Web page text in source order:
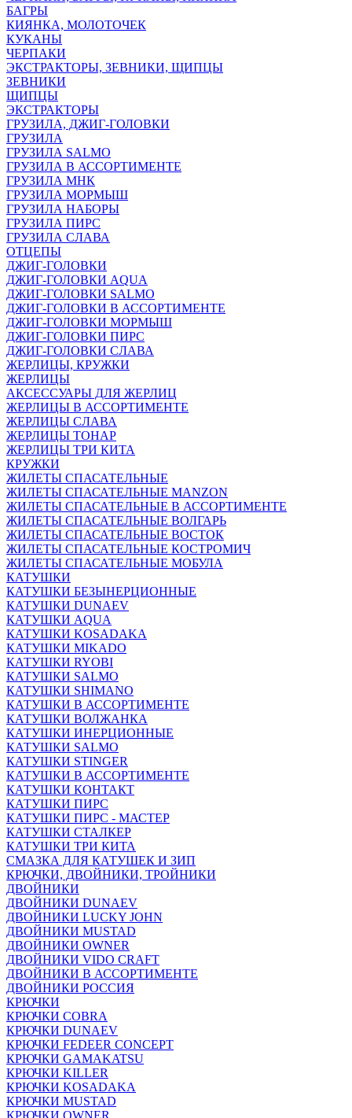
БАГРЫ
КИЯНКА, МОЛОТОЧЕК
КУКАНЫ
ЧЕРПАКИ
ЭКСТРАКТОРЫ, ЗЕВНИКИ, ЩИПЦЫ
ЗЕВНИКИ
ЩИПЦЫ
ЭКСТРАКТОРЫ
ГРУЗИЛА, ДЖИГ-ГОЛОВКИ
ГРУЗИЛА
ГРУЗИЛА SALMO
ГРУЗИЛА В АССОРТИМЕНТЕ
ГРУЗИЛА МНК
ГРУЗИЛА МОРМЫШ
ГРУЗИЛА НАБОРЫ
ГРУЗИЛА ПИРС
ГРУЗИЛА СЛАВА
ОТЦЕПЫ
ДЖИГ-ГОЛОВКИ
ДЖИГ-ГОЛОВКИ AQUA
ДЖИГ-ГОЛОВКИ SALMO
ДЖИГ-ГОЛОВКИ В АССОРТИМЕНТЕ
ДЖИГ-ГОЛОВКИ МОРМЫШ
ДЖИГ-ГОЛОВКИ ПИРС
ДЖИГ-ГОЛОВКИ СЛАВА
ЖЕРЛИЦЫ, КРУЖКИ
ЖЕРЛИЦЫ
АКСЕССУАРЫ ДЛЯ ЖЕРЛИЦ
ЖЕРЛИЦЫ В АССОРТИМЕНТЕ
ЖЕРЛИЦЫ СЛАВА
ЖЕРЛИЦЫ ТОНАР
ЖЕРЛИЦЫ ТРИ КИТА
КРУЖКИ
ЖИЛЕТЫ СПАСАТЕЛЬНЫЕ
ЖИЛЕТЫ СПАСАТЕЛЬНЫЕ MANZON
ЖИЛЕТЫ СПАСАТЕЛЬНЫЕ В АССОРТИМЕНТЕ
ЖИЛЕТЫ СПАСАТЕЛЬНЫЕ ВОЛГАРЬ
ЖИЛЕТЫ СПАСАТЕЛЬНЫЕ ВОСТОК
ЖИЛЕТЫ СПАСАТЕЛЬНЫЕ КОСТРОМИЧ
ЖИЛЕТЫ СПАСАТЕЛЬНЫЕ МОБУЛА
КАТУШКИ
КАТУШКИ БЕЗЫНЕРЦИОННЫЕ
КАТУШКИ DUNAEV
КАТУШКИ AQUA
КАТУШКИ KOSADAKA
КАТУШКИ MIKADO
КАТУШКИ RYOBI
КАТУШКИ SALMO
КАТУШКИ SHIMANO
КАТУШКИ В АССОРТИМЕНТЕ
КАТУШКИ ВОЛЖАНКА
КАТУШКИ ИНЕРЦИОННЫЕ
КАТУШКИ SALMO
КАТУШКИ STINGER
КАТУШКИ В АССОРТИМЕНТЕ
КАТУШКИ КОНТАКТ
КАТУШКИ ПИРС
КАТУШКИ ПИРС - МАСТЕР
КАТУШКИ СТАЛКЕР
КАТУШКИ ТРИ КИТА
СМАЗКА ДЛЯ КАТУШЕК И ЗИП
КРЮЧКИ, ДВОЙНИКИ, ТРОЙНИКИ
ДВОЙНИКИ
ДВОЙНИКИ DUNAEV
ДВОЙНИКИ LUCKY JOHN
ДВОЙНИКИ MUSTAD
ДВОЙНИКИ OWNER
ДВОЙНИКИ VIDO CRAFT
ДВОЙНИКИ В АССОРТИМЕНТЕ
ДВОЙНИКИ РОССИЯ
КРЮЧКИ
КРЮЧКИ COBRA
КРЮЧКИ DUNAEV
КРЮЧКИ FEDEER CONCEPT
КРЮЧКИ GAMAKATSU
КРЮЧКИ KILLER
КРЮЧКИ KOSADAKA
КРЮЧКИ MUSTAD
КРЮЧКИ OWNER